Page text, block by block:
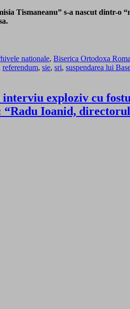
Tismaneanu” s-a nascut dintr-o
nationale, Biserica Ortodoxa
referendum, sie, sri, suspendarea lui
interviu exploziv cu
Ioanid,